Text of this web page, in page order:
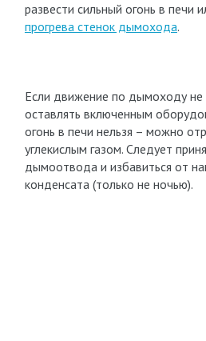
развести сильный огонь в печи
прогрева стенок дымохода.
Если движение по дымоходу не
оставлять включенным
огонь в печи нельзя – можно
углекислым газом. Следует
дымоотвода и избавиться от
конденсата (только не ночью).